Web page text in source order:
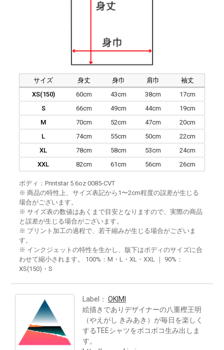
サイズ 身丈 身巾 肩巾
袖丈
XS(150)
60cm 43cm 38cm
17cm
S
66cm 49cm 44cm
19cm
M
70cm 52cm 47cm
20cm
L
74cm 55cm 50cm
22cm
XL
78cm 58cm 53cm
24cm
XXL
82cm 61cm 56cm 26cm
ボディ：Printstar 5.6oz 0085-CVT
※ 商品の特性上、サイズ表記から1〜2cm程度の誤差が生じる
場合がございます。
※ サイズ表の数値はあくまで目安となりますので、実際の商品
と誤差が生じる場合がございます。
※ プリント加工の過程で、若干縮みが生じる場合がございま
す。
※ インクジェットの特性を生かし、版下はボディのサイズに合
わせて縮小されます。 100%：M・L・XL・XXL ｜ 90%：
XS(150)・S
Label： OKIMI
絵描きでありデザイナーの八重樫王明
（やえがし きみあき）が毎日を楽しく
するTEEシャツをボコボコ生み出しま
す。